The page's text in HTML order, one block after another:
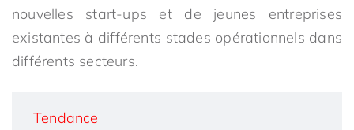
nouvelles start-ups et de jeunes entreprises
existantes à différents stades opérationnels dans
différents secteurs.
Tendance